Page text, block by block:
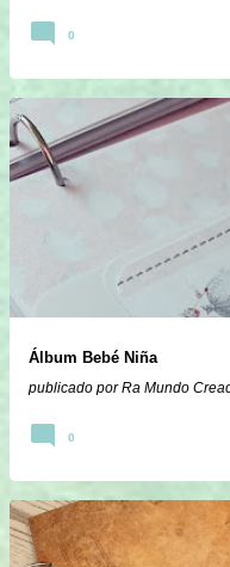
0
Álbum Bebé Niña
publicado porRa Mundo
0